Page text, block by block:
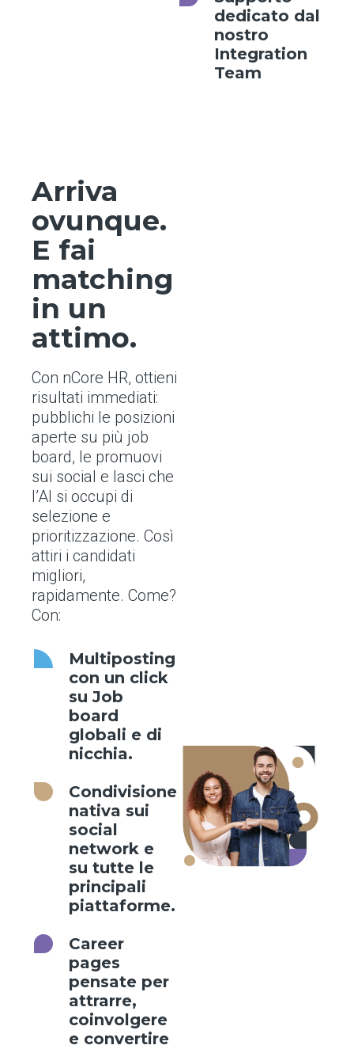
dedicato dal
nostro
Integration
Team
Arriva
ovunque.
E fai
matching
in un
attimo.
Con nCore HR, ottieni
risultati immediati:
pubblichi le posizioni
aperte su più job
board, le promuovi
sui social e lasci che
l’AI si occupi di
selezione e
prioritizzazione. Così
attiri i candidati
migliori,
rapidamente. Come?
Con:
Multiposting
con un click
su Job
board
globali e di
nicchia.
Condivisione
nativa sui
social
network e
su tutte le
principali
piattaforme.
Career
pages
pensate per
attrarre,
coinvolgere
e convertire